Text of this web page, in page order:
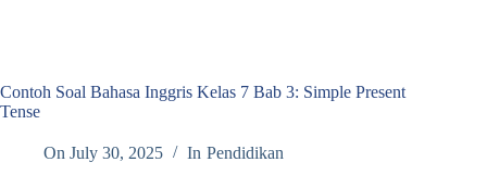
Contoh Soal Bahasa Inggris Kelas 7 Bab 3: Simple Present
Tense
On July 30, 2025 In Pendidikan